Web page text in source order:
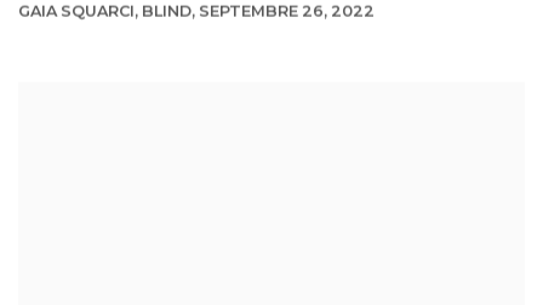
GAIA SQUARCI, BLIND, SEPTEMBRE 26, 2022